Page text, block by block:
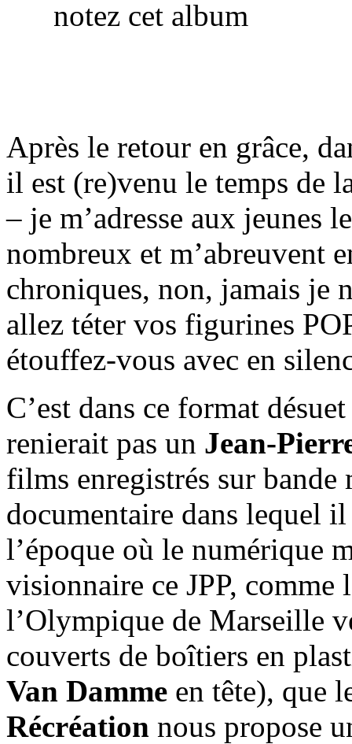
notez cet album
Après le retour en grâce,
il est (re)venu le temps de
– je m’adresse aux jeunes
nombreux et m’abreuvent
chroniques, non, jamais je
allez téter vos figurines
étouffez-vous avec en
C’est dans ce format
renierait pas un Jean-
films enregistrés sur bande
documentaire dans lequel
l’époque où le numérique
visionnaire ce JPP, comme
l’Olympique de Marseille
couverts de boîtiers en
Van Damme en tête), que
Récréation nous propose